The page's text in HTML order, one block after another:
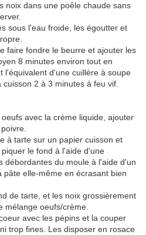
noix dans une poêle chaude sans
sous l'eau froide, les égoutter et
faire fondre le beurre et ajouter les
8 minutes environ tout en
l'équivalent d'une cuillère à soupe
2 à 3 minutes à feu vif.
avec la crème liquide, ajouter
à tarte sur un papier cuisson et
le fond à l'aide d'une
débordantes du moule à l'aide d'un
elle-même en écrasant bien
de tarte, et les noix grossièrement
mélange oeufs/crème.
avec les pépins et la couper
trop fines. Les disposer en rosace